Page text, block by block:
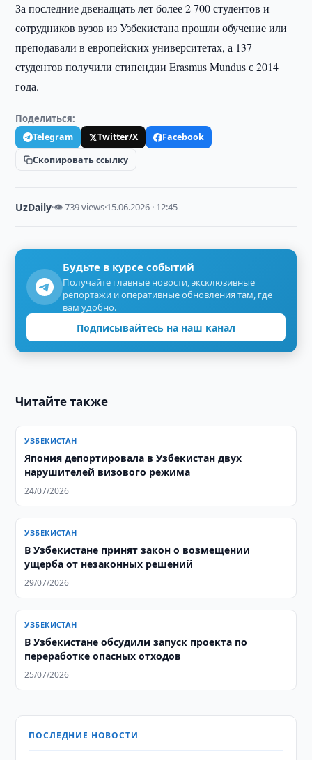
За последние двенадцать лет более 2 700 студентов и
сотрудников вузов из Узбекистана прошли обучение или
преподавали в европейских университетах, а 137
студентов получили стипендии Erasmus Mundus с 2014
года.
Поделиться:
Telegram Twitter/X
Facebook
Скопировать ссылку
UzDaily·👁 739 views·15.06.2026 · 12:45
Будьте в курсе событий
Получайте главные новости, эксклюзивные
репортажи и оперативные обновления там, где
вам удобно.
Подписывайтесь на наш канал
Читайте также
УЗБЕКИСТАН
Япония депортировала в Узбекистан двух
нарушителей визового режима
24/07/2026
УЗБЕКИСТАН
В Узбекистане принят закон о возмещении
ущерба от незаконных решений
29/07/2026
УЗБЕКИСТАН
В Узбекистане обсудили запуск проекта по
переработке опасных отходов
25/07/2026
ПОСЛЕДНИЕ НОВОСТИ